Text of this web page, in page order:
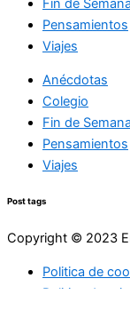
Fin de Semana
Pensamientos
Viajes
Anécdotas
Colegio
Fin de Semana
Pensamientos
Viajes
Post tags
Copyright © 2023
Politica de
Politica de